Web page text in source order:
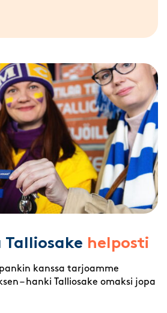
helposti
kanssa tarjoamme
– hanki Talliosake omaksi jopa